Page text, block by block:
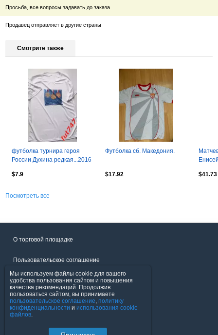
Просьба, все вопросы задавать до заказа.
Продавец отправляет в другие страны
Смотрите также
футболка турнира героя
России Духина редкая...2016
$7.9
Футболка сб. Македония.
$17.92
2023
$41.73
Посмотреть все
О торговой площадке
Пользовательское соглашение
Политика конфиденциальности
Продавцы
Мы используем файлы cookie для вашего
удобства пользования сайтом и повышения
качества рекомендаций. Продолжив
пользоваться сайтом, вы принимаете
пользовательское соглашение, политику
конфиденциальности и использования cookie
файлов.